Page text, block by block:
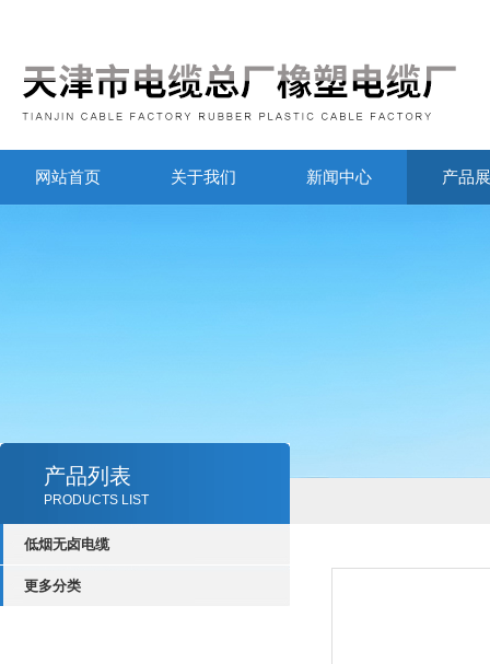
网站首页 关于我们 新闻中心 产品
产品列表
PRODUCTS LIST
低烟无卤电缆
更多分类